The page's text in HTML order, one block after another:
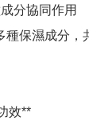
分協同作用
種保濕成分，
效**